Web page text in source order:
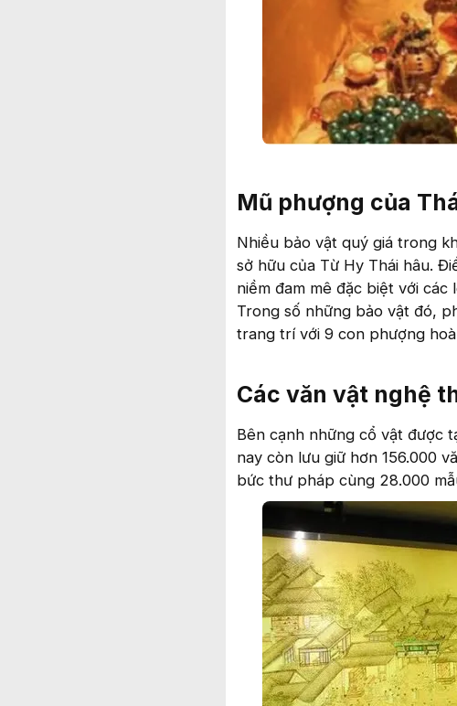
Mũ phượng của
Nhiều bảo vật quý giá trong
sở hữu của Từ Hy Thái hâu.
niềm đam mê đặc biệt với các
Trong số những bảo vật đó,
trang trí với 9 con phượng
Các văn vật nghệ
Bên cạnh những cổ vật được
nay còn lưu giữ hơn 156.000
bức thư pháp cùng 28.000